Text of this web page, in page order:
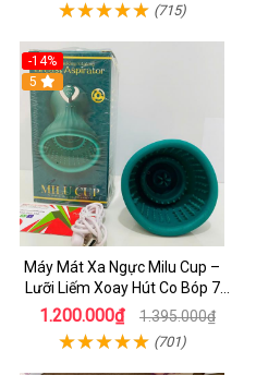
(715)
-14%
5
Máy Mát Xa Ngực Milu Cup –
Lưỡi Liếm Xoay Hút Co Bóp 7
Chế Độ, Tăng Kích Thích Cực
Mạnh
1.200.000₫ 1.395.000₫
(701)